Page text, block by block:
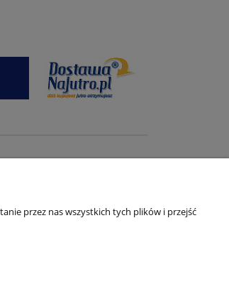
przez nas wszystkich tych plików i przejść